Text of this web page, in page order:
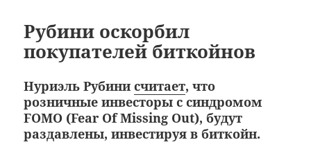
Рубини оскорбил
покупателей биткойнов
Нуриэль Рубинисчитает, что
розничные инвесторы с синдромом
FOMO (Fear Of Missing Out), будут
раздавлены, инвестируя в биткойн.